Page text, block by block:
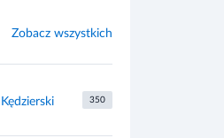
Zobacz wszystkich
350